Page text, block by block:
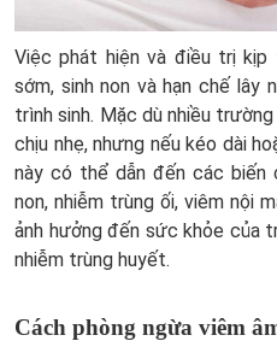
Việc phát hiện và điều trị
sớm, sinh non và hạn chế lây
trình sinh. Mặc dù nhiều
chịu nhẹ, nhưng nếu kéo dài
này có thể dẫn đến các biến
non, nhiễm trùng ối, viêm nội
ảnh hưởng đến sức khỏe của
nhiễm trùng huyết.
Cách phòng ngừa viêm